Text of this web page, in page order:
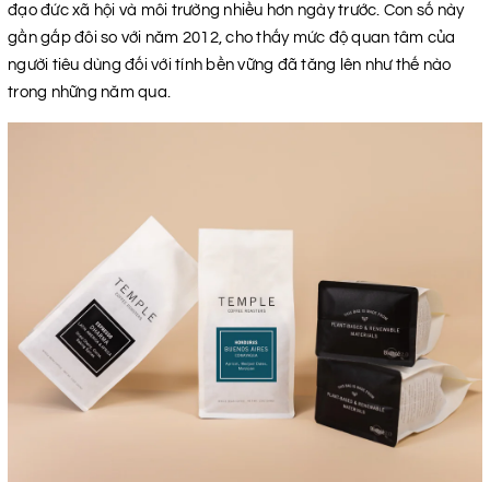
đạo đức xã hội và môi trường nhiều hơn ngày trước. Con số này
gần gấp đôi so với năm 2012, cho thấy mức độ quan tâm của
người tiêu dùng đối với tính bền vững đã tăng lên như thế nào
trong những năm qua.